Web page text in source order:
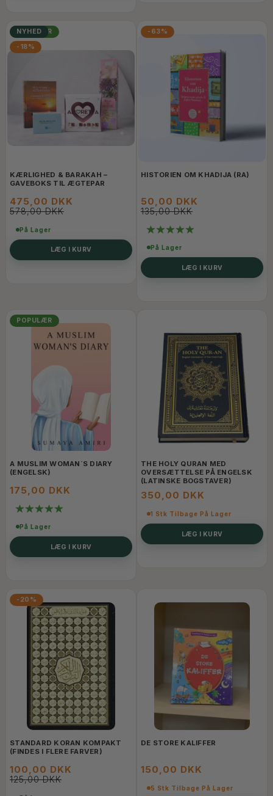
POPULÆR
-18%
NYHED
KÆRLIGHED & BARAKAH –
GAVEBOKS TIL ÆGTEPAR
475,00 DKK
578,00 DKK
På Lager
LÆG I KURV
-63%
HISTORIEN OM KHADIJA (RA)
50,00 DKK
135,00 DKK
På Lager
LÆG I KURV
POPULÆR
A MUSLIM WOMAN´S DIARY
(ENGELSK)
175,00 DKK
På Lager
LÆG I KURV
THE HOLY QURAN MED
OVERSÆTTELSE PÅ ENGELSK
(LATINSKE BOGSTAVER)
350,00 DKK
1 Stk Tilbage På Lager
LÆG I KURV
-20%
STANDARD KORAN KOMPAKT
(FINDES I FLERE FARVER)
100,00 DKK
125,00 DKK
DE STORE KALIFFER
150,00 DKK
5 Stk Tilbage På Lager